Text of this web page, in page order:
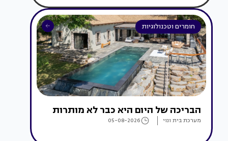
חומרים וטכנולוגיות
הבריכה של היום היא כבר לא מותרות
מערכת בית ונוי 05-08-2026